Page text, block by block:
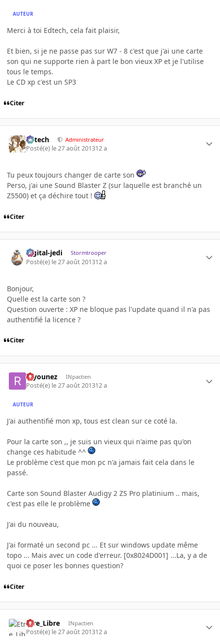
AUTEUR
Merci à toi Edtech, cela fait plaisir,
Et bien, si je ne passe pas sur W7 - 8 c'est que j'ai une carte
son qui ne supporte rien à part le bon vieux XP et je l'utilise
tous le temps.
Le CD xp c'est un SP3
Citer
Edtech Administrateur
Posté(e) le 27 août 201312 a
Tu peux toujours changer de carte son
Perso, j'ai une Sound Blaster Z (sur laquelle est branché un
Z5500) et ça déchire tout !
Citer
digital-jedi Stormtrooper
Posté(e) le 27 août 201312 a
Bonjour,
Quelle est la carte son ?
Question ouverte : XP ne bloque pas l'update quand il n'a pas
authentifié la licence ?
Citer
rayounez INpactien
Posté(e) le 27 août 201312 a
AUTEUR
J'ai authentifié mon xp, tous est clean sur ce coté la.
Pour la carte son ,, je suis un vieux qui n'aime pas qu'on
change ces habitude ^^
Le problème c'est que mon pc n'a jamais fait cela dans le
passé.
Carte son Sound Blaster Audigy 2 ZS Pro platinium .. mais,
c'est pas elle le problème
J'ai du nouveau,
J'ai formaté un second pc ... Et sur windows update même
topo ... Mais avec un code d'erreur. [0x8024D001] ...La, y a de
quoi ce poser les bonnes question?
Citer
Etre_Libre INpactien
Posté(e) le 27 août 201312 a